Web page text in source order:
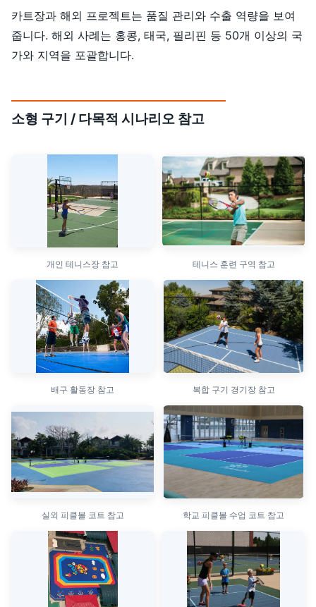
카트장과 해외 프로젝트는 품질 관리와 수출 역량을 보여
줍니다. 해외 사례는 홍콩, 태국, 필리핀 등 50개 이상의 국
가와 지역을 포괄합니다.
소형 구기 / 다목적 시나리오 참고
개인 테니스장 참고 테니스 훈련 구역 참고
배구 활동장 참고 복합 구기 경기장 참고
실외 피클볼 코트 참고 학교 피클볼 수업 코트 참고